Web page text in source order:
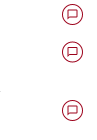
chat_bubble_outline
chat_bubble_outline
chat_bubble_outline